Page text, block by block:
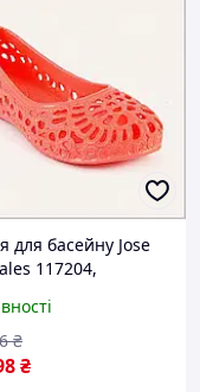
для басейну Jose
117204,
₴
₴